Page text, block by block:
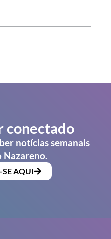
conectado
notícias semanais
Nazareno.
SE AQUI